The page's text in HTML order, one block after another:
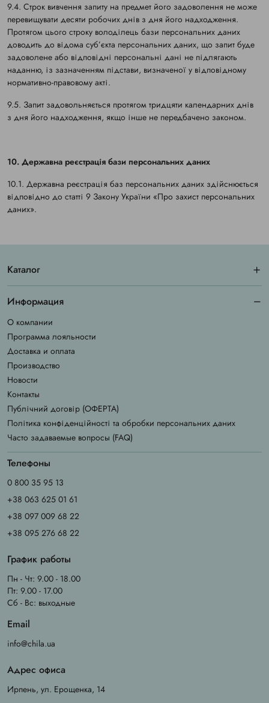
9.4. Строк вивчення запиту на предмет його задоволення не може
перевищувати десяти робочих днів з дня його надходження.
Протягом цього строку володілець бази персональних даних
доводить до відома суб’єкта персональних даних, що запит буде
задоволене або відповідні персональні дані не підлягають
наданню, із зазначенням підстави, визначеної у відповідному
нормативно-правовому акті.
9.5. Запит задовольняється протягом тридцяти календарних днів
з дня його надходження, якщо інше не передбачено законом.
10. Державна реєстрація бази персональних даних
10.1. Державна реєстрація баз персональних даних здійснюється
відповідно до статті 9 Закону України «Про захист персональних
даних».
Каталог
Информация
О компании
Программа лояльности
Доставка и оплата
Производство
Новости
Контакты
Публічний договір (ОФЕРТА)
Політика конфіденційності та обробки персональних даних
Часто задаваемые вопросы (FAQ)
Телефоны
0 800 35 95 13
+38 063 625 01 61
+38 097 009 68 22
+38 095 276 68 22
График работы
Пн - Чт: 9.00 - 18.00
Пт: 9.00 - 17.00
Сб - Вс: выходные
Email
info@chila.ua
Адрес офиса
Ирпень, ул. Ерощенка, 14